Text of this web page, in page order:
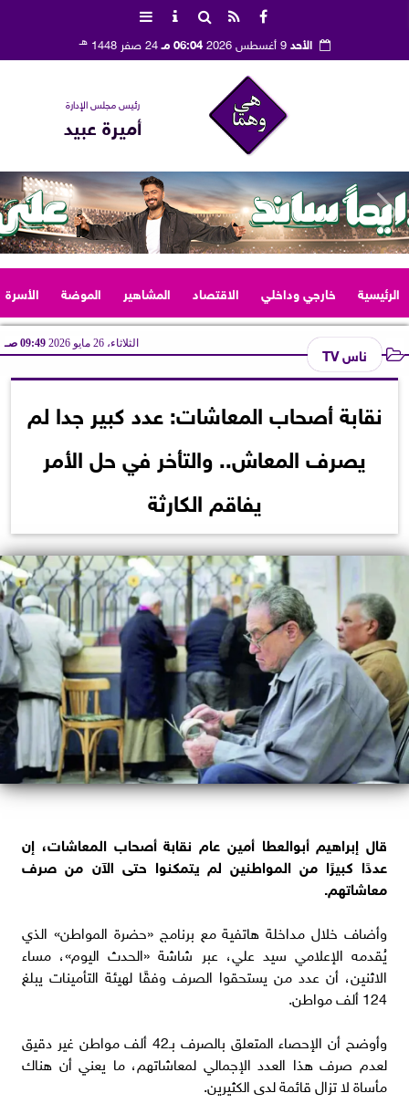
الأحد9 أغسطس 2026 06:04 مـ 24 صفر 1448 هـ
رئيس مجلس الإدارة
أميرة عبيد
الرئيسية خارجي وداخلي الاقتصاد المشاهير الموضة الأسرة
ناس TV الثلاثاء، 26 مايو 2026 09:49 صـ
نقابة أصحاب المعاشات: عدد كبير جدا لم
يصرف المعاش.. والتأخر في حل الأمر
يفاقم الكارثة
قال إبراهيم أبوالعطا أمين عام نقابة أصحاب المعاشات، إن
عددًا كبيرًا من المواطنين لم يتمكنوا حتى الآن من صرف
معاشاتهم.
وأضاف خلال مداخلة هاتفية مع برنامج «حضرة المواطن» الذي
يُقدمه الإعلامي سيد علي، عبر شاشة «الحدث اليوم»، مساء
الاثنين، أن عدد من يستحقوا الصرف وفقًا لهيئة التأمينات يبلغ
124 ألف مواطن.
وأوضح أن الإحصاء المتعلق بالصرف بـ42 ألف مواطن غير دقيق
لعدم صرف هذا العدد الإجمالي لمعاشاتهم، ما يعني أن هناك
مأساة لا تزال قائمة لدى الكثيرين.